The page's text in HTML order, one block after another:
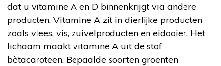
dat u vitamine A en D binnenkrijgt via andere
producten. Vitamine A zit in dierlijke producten
zoals vlees, vis, zuivelproducten en eidooier. Het
lichaam maakt vitamine A uit de stof
bètacaroteen. Bepaalde soorten groenten